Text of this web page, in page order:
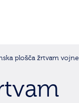
plošča žrtvam vojne